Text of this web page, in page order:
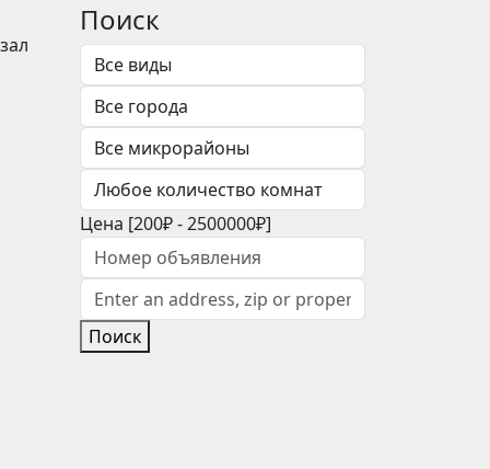
Поиск
Цена [200₽-2500000₽]
Поиск